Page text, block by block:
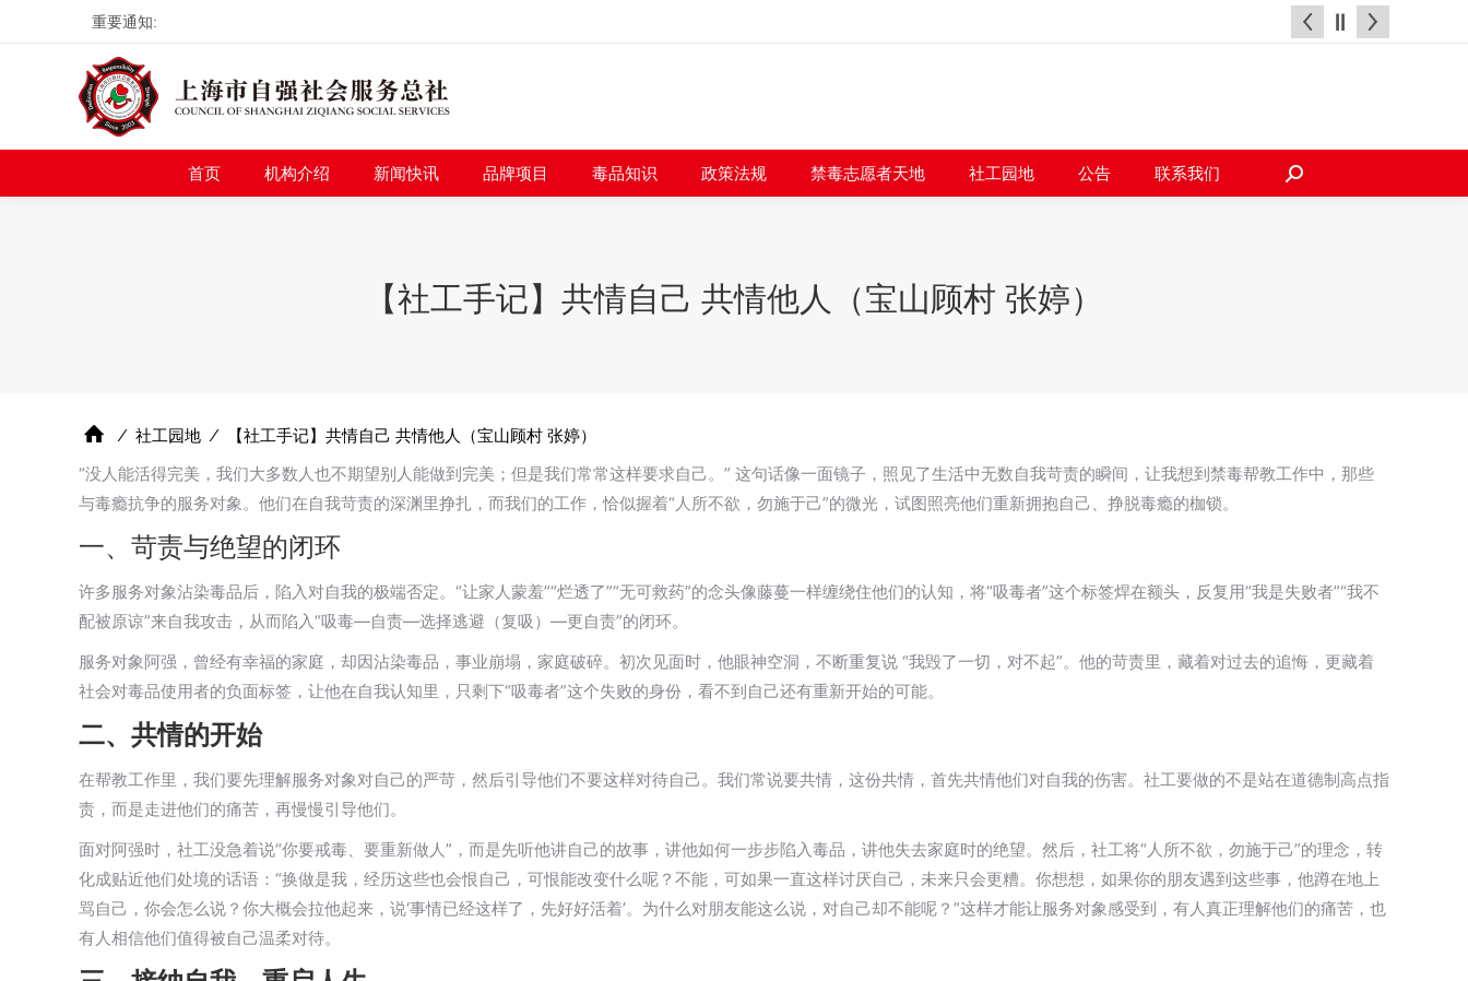
重要通知:
首页 机构介绍 新闻快讯 品牌项目 毒品知识 政策法规 禁毒志愿者天地 社工园地 公告 联系我们
搜
【社工手记】共情自己 共情他人（宝山顾村 张婷）
⁄ 社工园地 ⁄
【社工手记】共情自己 共情他人（宝山顾村 张婷）
“没人能活得完美，我们大多数人也不期望别人能做到完美；但是我们常常这样要求自己。” 这句话像一面镜子，照见了生活中无数自我苛责的瞬间，让我想到禁毒帮教工作中，那些
与毒瘾抗争的服务对象。他们在自我苛责的深渊里挣扎，而我们的工作，恰似握着“人所不欲，勿施于己”的微光，试图照亮他们重新拥抱自己、挣脱毒瘾的枷锁。
一、苛责与绝望的闭环
许多服务对象沾染毒品后，陷入对自我的极端否定。“让家人蒙羞”“烂透了”“无可救药”的念头像藤蔓一样缠绕住他们的认知，将“吸毒者”这个标签焊在额头，反复用“我是失败者”“我不
配被原谅”来自我攻击，从而陷入“吸毒—自责—选择逃避（复吸）—更自责”的闭环。
服务对象阿强，曾经有幸福的家庭，却因沾染毒品，事业崩塌，家庭破碎。初次见面时，他眼神空洞，不断重复说 “我毁了一切，对不起”。他的苛责里，藏着对过去的追悔，更藏着
社会对毒品使用者的负面标签，让他在自我认知里，只剩下“吸毒者”这个失败的身份，看不到自己还有重新开始的可能。
二、共情的开始
在帮教工作里，我们要先理解服务对象对自己的严苛，然后引导他们不要这样对待自己。我们常说要共情，这份共情，首先共情他们对自我的伤害。社工要做的不是站在道德制高点指
责，而是走进他们的痛苦，再慢慢引导他们。
面对阿强时，社工没急着说“你要戒毒、要重新做人”，而是先听他讲自己的故事，讲他如何一步步陷入毒品，讲他失去家庭时的绝望。然后，社工将“人所不欲，勿施于己”的理念，转
化成贴近他们处境的话语：“换做是我，经历这些也会恨自己，可恨能改变什么呢？不能，可如果一直这样讨厌自己，未来只会更糟。你想想，如果你的朋友遇到这些事，他蹲在地上
骂自己，你会怎么说？你大概会拉他起来，说‘事情已经这样了，先好好活着’。为什么对朋友能这么说，对自己却不能呢？”这样才能让服务对象感受到，有人真正理解他们的痛苦，也
有人相信他们值得被自己温柔对待。
首页 机构介绍 新闻快讯 品牌项目 毒品知识 政策法规 禁毒志愿者天地 社工园地 公告 联系我们
搜